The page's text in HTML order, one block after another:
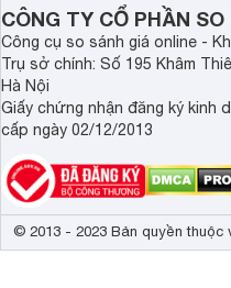
CÔNG TY CỔ PHẦN
Công cụ so sánh giá online -
Trụ sở chính: Số 195 Khâm
Hà Nội
Giấy chứng nhận đăng ký kinh
cấp ngày 02/12/2013
© 2013 - 2023 Bản quyền thuộc